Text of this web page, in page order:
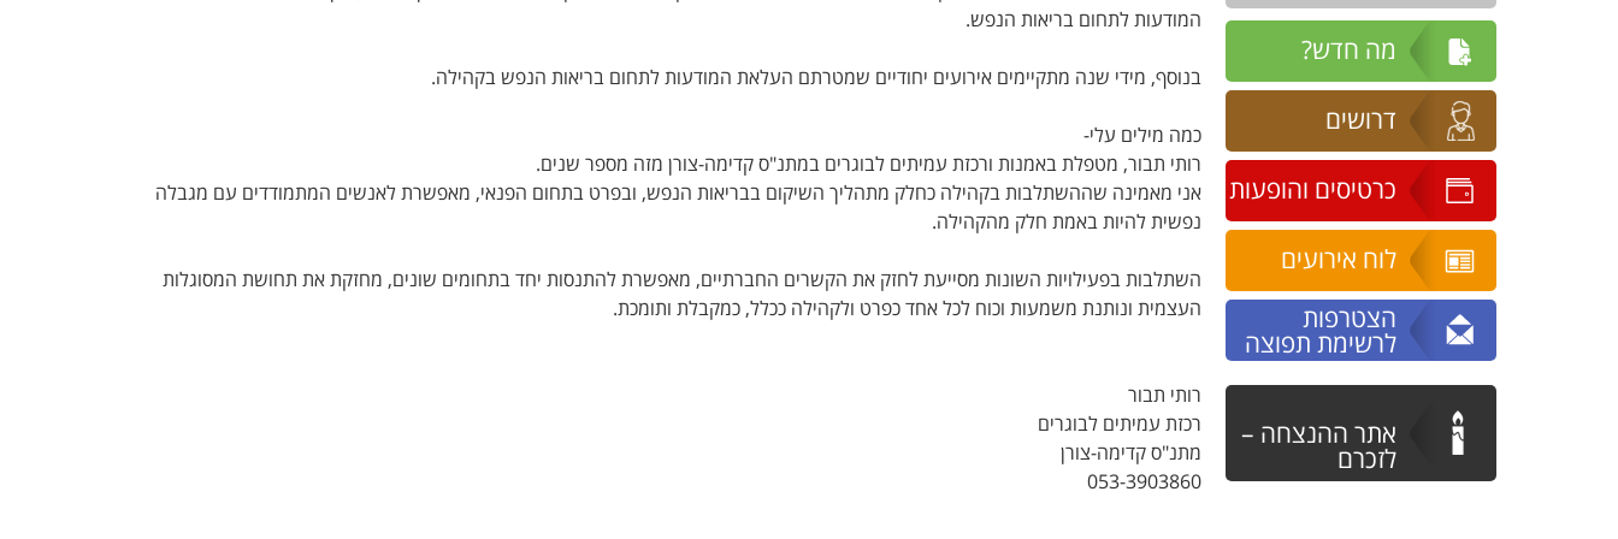
מה חדש?
דרושים
כרטיסים והופעות
לוח אירועים
הצטרפות
לרשימת תפוצה
אתר ההנצחה –
לזכרם
המודעות לתחום בריאות הנפש.
בנוסף, מידי שנה מתקיימים אירועים יחודיים שמטרתם העלאת המודעות לתחום בריאות הנפש בקהילה.
כמה מילים עלי-
רותי תבור, מטפלת באמנות ורכזת עמיתים לבוגרים במתנ"ס קדימה-צורן מזה מספר שנים.
אני מאמינה שההשתלבות בקהילה כחלק מתהליך השיקום בבריאות הנפש, ובפרט בתחום הפנאי, מאפשרת לאנשים המתמודדים עם מגבלה
נפשית להיות באמת חלק מהקהילה.
השתלבות בפעילויות השונות מסייעת לחזק את הקשרים החברתיים, מאפשרת להתנסות יחד בתחומים שונים, מחזקת את תחושת המסוגלות
העצמית ונותנת משמעות וכוח לכל אחד כפרט ולקהילה ככלל, כמקבלת ותומכת.
רותי תבור
רכזת עמיתים לבוגרים
מתנ"ס קדימה-צורן
053-3903860